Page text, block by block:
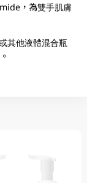
，為雙手肌膚
其他液體混合瓶